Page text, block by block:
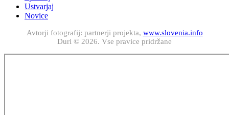
Ustvarjaj
Novice
Avtorji fotografij: partnerji projekta, www.slovenia.info
Duri © 2026. Vse pravice pridržane